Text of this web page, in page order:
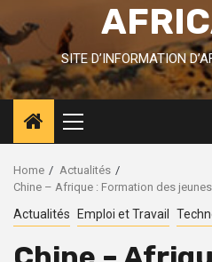
SITE D’INFORMATION
Primary
Menu
Home
Actualités
Chine – Afrique : Formation des
Actualités Emploi et Travail